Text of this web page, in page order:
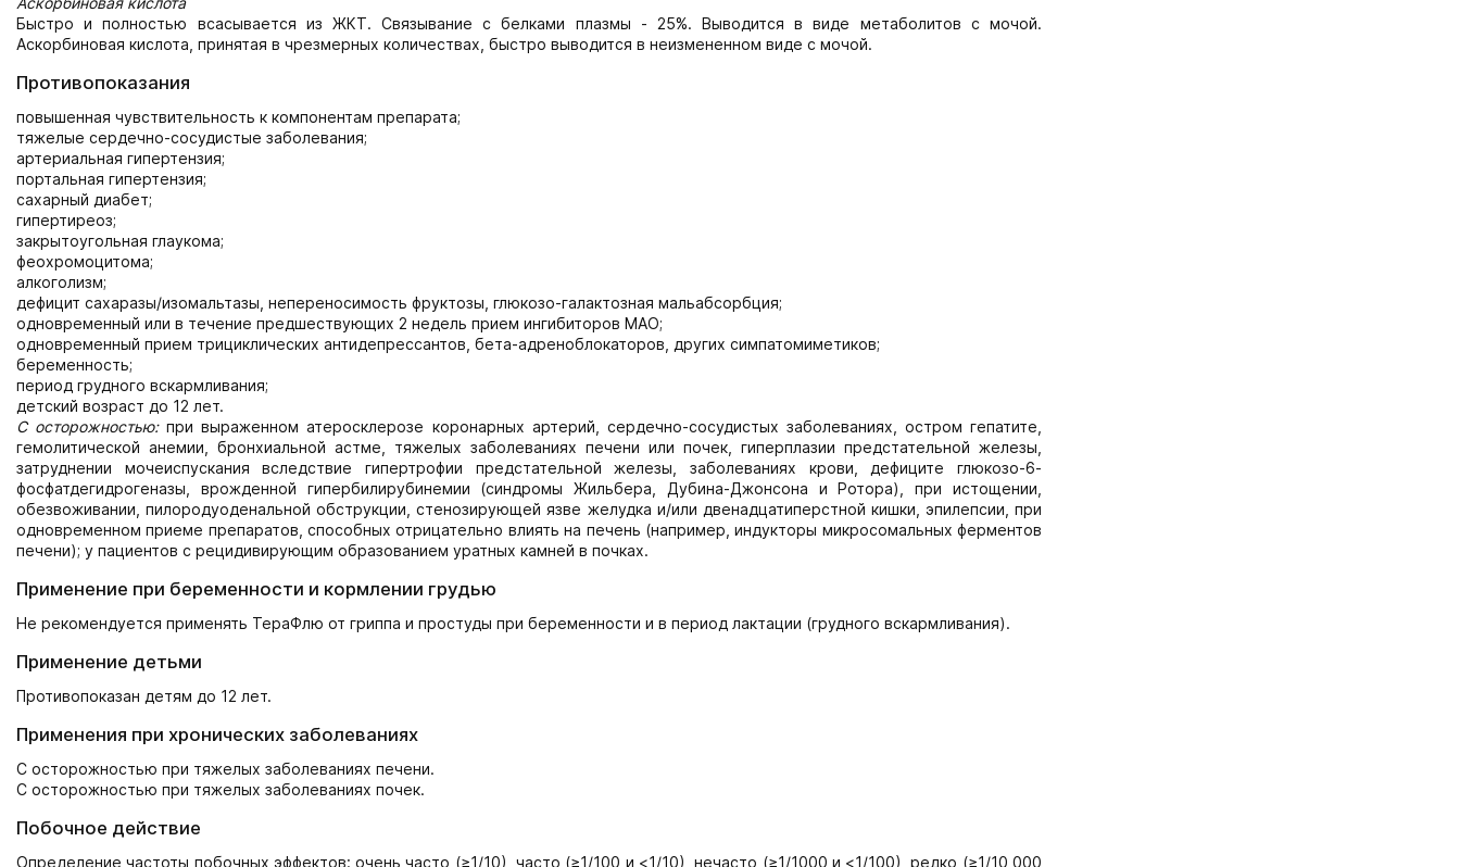
Быстро и полностью всасывается из ЖКТ. Связывание с белками плазмы - 25%. Выводится в виде метаболитов с мочой.
Аскорбиновая кислота, принятая в чрезмерных количествах, быстро выводится в неизмененном виде с мочой.
Противопоказания
повышенная чувствительность к компонентам препарата;
тяжелые сердечно-сосудистые заболевания;
артериальная гипертензия;
портальная гипертензия;
сахарный диабет;
гипертиреоз;
закрытоугольная глаукома;
феохромоцитома;
алкоголизм;
дефицит сахаразы/изомальтазы, непереносимость фруктозы, глюкозо-галактозная мальабсорбция;
одновременный или в течение предшествующих 2 недель прием ингибиторов МАО;
одновременный прием трициклических антидепрессантов, бета-адреноблокаторов, других симпатомиметиков;
беременность;
период грудного вскармливания;
детский возраст до 12 лет.
С осторожностью:при выраженном атеросклерозе коронарных артерий, сердечно-сосудистых заболеваниях, остром гепатите,
гемолитической анемии, бронхиальной астме, тяжелых заболеваниях печени или почек, гиперплазии предстательной железы,
затруднении мочеиспускания вследствие гипертрофии предстательной железы, заболеваниях крови, дефиците глюкозо-6-
фосфатдегидрогеназы, врожденной гипербилирубинемии (синдромы Жильбера, Дубина-Джонсона и Ротора), при истощении,
обезвоживании, пилородуоденальной обструкции, стенозирующей язве желудка и/или двенадцатиперстной кишки, эпилепсии, при
одновременном приеме препаратов, способных отрицательно влиять на печень (например, индукторы микросомальных ферментов
печени); у пациентов с рецидивирующим образованием уратных камней в почках.
Применение при беременности и кормлении грудью
Не рекомендуется применять ТераФлю от гриппа и простуды при беременности и в период лактации (грудного вскармливания).
Применение детьми
Противопоказан детям до 12 лет.
Применения при хронических заболеваниях
С осторожностью при тяжелых заболеваниях печени.
С осторожностью при тяжелых заболеваниях почек.
Побочное действие
Определение частоты побочных эффектов: очень часто (≥1/10), часто (≥1/100 и <1/10), нечасто (≥1/1000 и <1/100), редко (≥1/10 000